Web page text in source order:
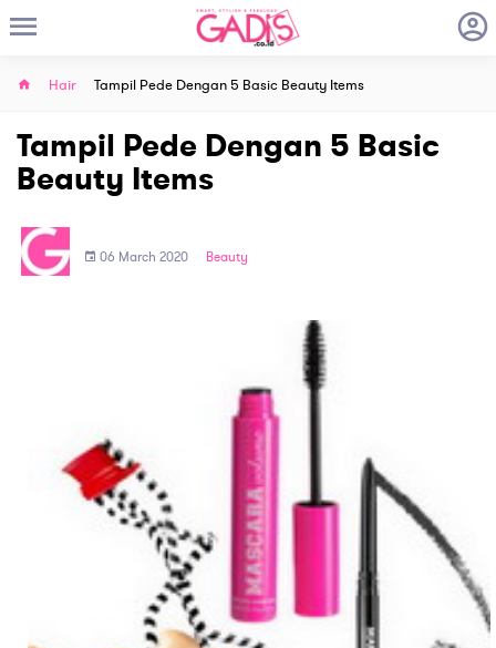
Hair Tampil Pede Dengan 5 Basic Beauty Items
Tampil Pede Dengan 5 Basic
Beauty Items
06 March 2020 Beauty